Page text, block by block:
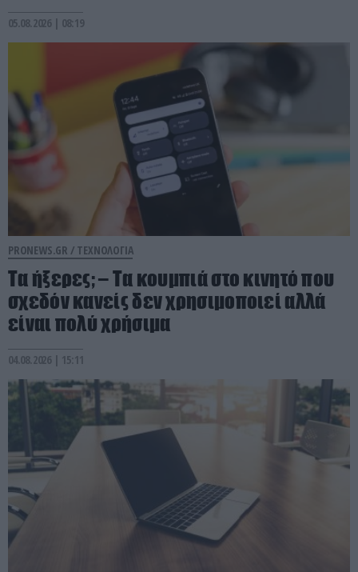
05.08.2026 | 08:19
PRONEWS.GR / ΤΕΧΝΟΛΟΓΙΑ
Τα ήξερες; – Τα κουμπιά στο κινητό που
σχεδόν κανείς δεν χρησιμοποιεί αλλά
είναι πολύ χρήσιμα
04.08.2026 | 15:11